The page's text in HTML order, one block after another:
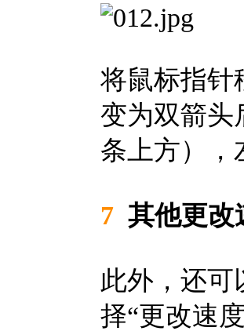
将鼠标指针
变为双箭头
条上方），
7 其他更改
此外，还可
择“更改速